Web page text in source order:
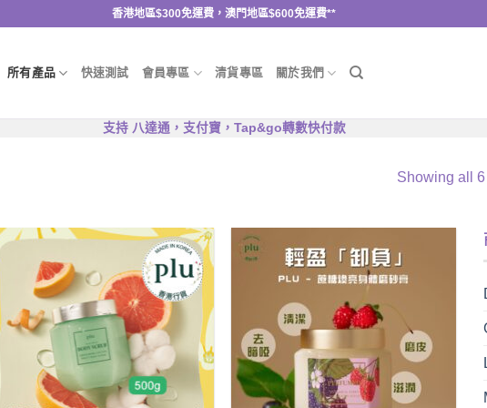
香港地區$300免運費，澳門地區$600免運費**
所有產品 快速測試 會員專區 清貨專區 關於我們
支持 八達通，支付寶，Tap&go轉數快付款
Showing all